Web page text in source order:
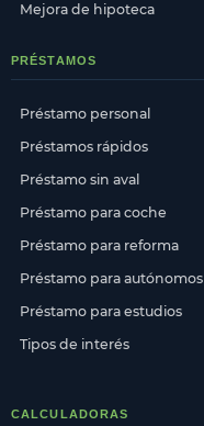
Mejora de hipoteca
PRÉSTAMOS
Préstamo personal
Préstamos rápidos
Préstamo sin aval
Préstamo para coche
Préstamo para reforma
Préstamo para autónomos
Préstamo para estudios
Tipos de interés
CALCULADORAS